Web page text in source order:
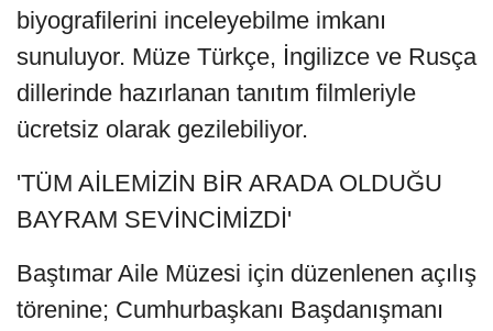
biyografilerini inceleyebilme imkanı
sunuluyor. Müze Türkçe, İngilizce ve Rusça
dillerinde hazırlanan tanıtım filmleriyle
ücretsiz olarak gezilebiliyor.
'TÜM AİLEMİZİN BİR ARADA OLDUĞU
BAYRAM SEVİNCİMİZDİ'
Baştımar Aile Müzesi için düzenlenen açılış
törenine; Cumhurbaşkanı Başdanışmanı